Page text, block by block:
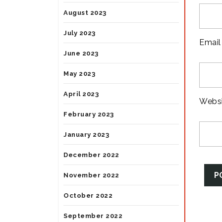
August 2023
July 2023
June 2023
May 2023
April 2023
February 2023
January 2023
December 2022
November 2022
October 2022
September 2022